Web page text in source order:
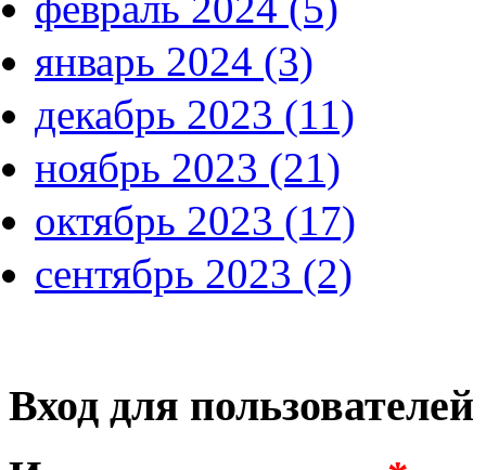
январь 2024 (3)
декабрь 2023 (11)
ноябрь 2023 (21)
октябрь 2023 (17)
сентябрь 2023 (2)
Вход для пользователей